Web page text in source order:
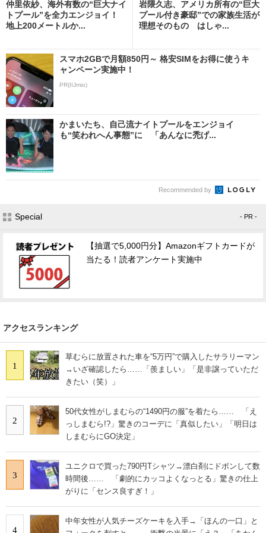
仲里依紗、海外有数の“巨大ナイ
トプール”を全力エンジョイ！
地上200メートルか...
岩隈久志、アメリカ所有の“巨大
プール付き豪邸”での家族生活が
理想そのもの はしゃ...
スマホ2GBで月額850円～ 格安SIMをお得に使うキ
ャンペーン実施中！
PR(IIJmio)
かまいたち、自己流ナイトプールをエンジョイ
も“笑われへん事態”に 「あんなに禿げ...
Recommended by
Special - PR -
【抽選で5,000円分】Amazonギフトカードが
当たる！読者アンケート実施中
アクセスランキング
1
草むらに放置された車を“5万円”で購入したサラリーマン
→いざ確認したら……「羨ましい」「是非譲っていただ
きたい（笑）」
2
50代女性がしまむらの“1490円の服”を着たら…… 「え
っしまむら!?」驚きのコーデに「真似したい」「明日は
しまむらにGO決定」
3
ユニクロで買った790円Tシャツ→漂白剤にドボンして数
時間後…… 「劇的にカッコよくなっとる」驚きの仕上
がりに「センス良すぎ！」
4
中年女性が人気チーズケーキを入手→「ほんの一口」と